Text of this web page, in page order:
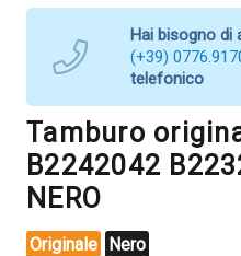
Hai bisogno di
(+39)
telefonico
Tamburo
B2242042
NERO
Originale Nero